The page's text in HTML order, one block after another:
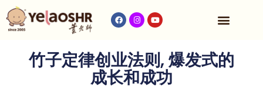
竹子定律创业法则, 爆发式的
成长和成功